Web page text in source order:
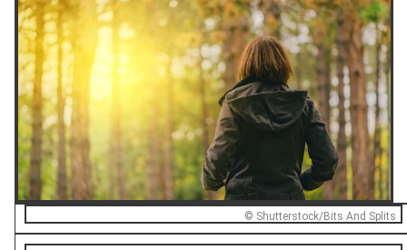
© Shutterstock/Bits And Splits